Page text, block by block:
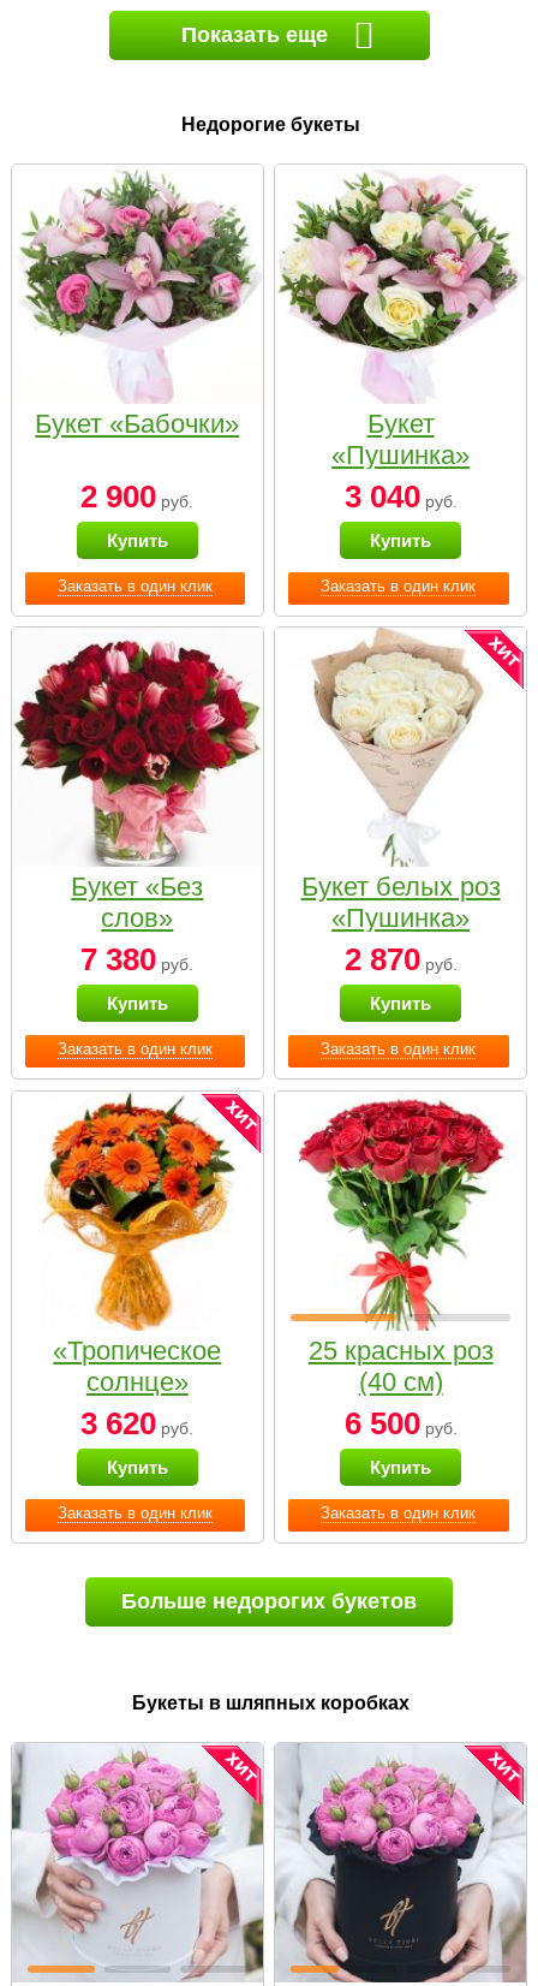
Показать еще
Недорогие букеты
Заказать в один клик
Букет «Бабочки»
2 900 руб.
Купить
Заказать в один клик
Букет
«Пушинка»
3 040руб.
Купить
Заказать в один клик
Букет «Без
слов»
7 380 руб.
Купить
Заказать в один клик
Букет белых роз
«Пушинка»
2 870руб.
Купить
Заказать в один клик
«Тропическое
солнце»
3 620 руб.
Купить
Заказать в один клик
25 красных роз
(40 см)
6 500руб.
Купить
Больше недорогих букетов
Букеты в шляпных коробках